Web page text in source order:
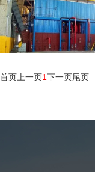
首页 上一页1下一页尾页